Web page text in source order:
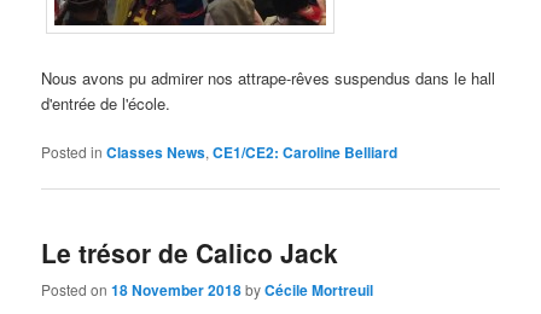
Nous avons pu admirer nos attrape-rêves suspendus dans le hall
d'entrée de l'école.
Posted in Classes News,CE1/CE2: Caroline Belliard
Le trésor de Calico Jack
Posted on18 November 2018byCécile Mortreuil